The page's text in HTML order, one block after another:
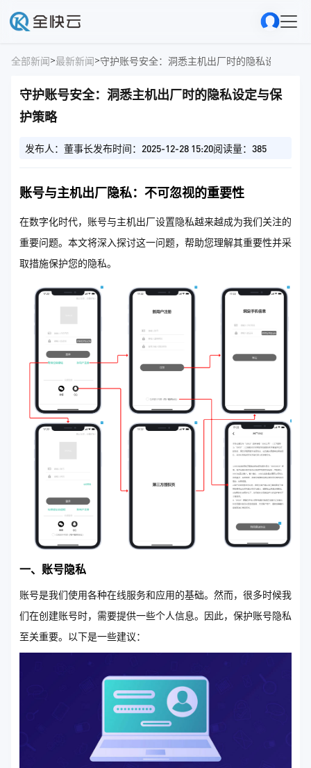
全部新闻>最新新闻>守护账号安全：洞悉主机出厂时的隐私设定与保
守护账号安全：洞悉主机出厂时的隐私设定与保
护策略
发布人：董事长发布时间：2025-12-28 15:20阅读量：385
账号与主机出厂隐私：不可忽视的重要性
在数字化时代，账号与主机出厂设置隐私越来越成为我们关注的
重要问题。本文将深入探讨这一问题，帮助您理解其重要性并采
取措施保护您的隐私。
一、账号隐私
账号是我们使用各种在线服务和应用的基础。然而，很多时候我
们在创建账号时，需要提供一些个人信息。因此，保护账号隐私
至关重要。以下是一些建议：